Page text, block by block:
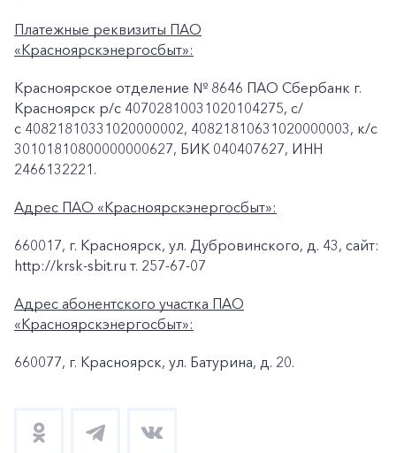
Платежные реквизиты ПАО
«Красноярскэнергосбыт»:
Красноярское отделение № 8646 ПАО Сбербанк г.
Красноярск p/c 40702810031020104275, с/
с 40821810331020000002, 40821810631020000003, к/c
30101810800000000627, БИК 040407627, ИНН
2466132221.
Адрес ПАО «Красноярскэнергосбыт»:
660017, г. Красноярск, ул. Дубровинского, д. 43, сайт:
http://krsk-sbit.ru т. 257-67-07
Адрес абонентского участка ПАО
«Красноярскэнергосбыт»:
660077, г. Красноярск, ул. Батурина, д. 20.